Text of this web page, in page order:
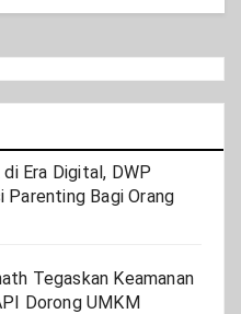
Era Digital, DWP
Parenting Bagi Orang
Tegaskan Keamanan
Dorong UMKM